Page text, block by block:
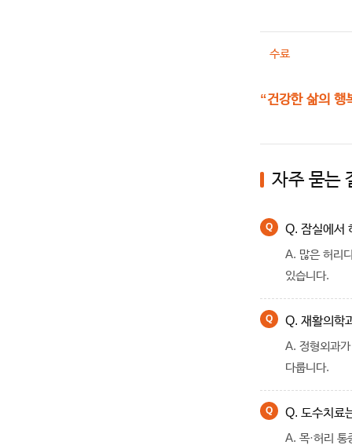
수료
“건강한 삶의 행
자주 묻는
Q. 잠실에서
A. 많은 허리
있습니다.
Q. 재활의학
A. 정형외과
다룹니다.
Q. 도수치료
A. 목·허리 통